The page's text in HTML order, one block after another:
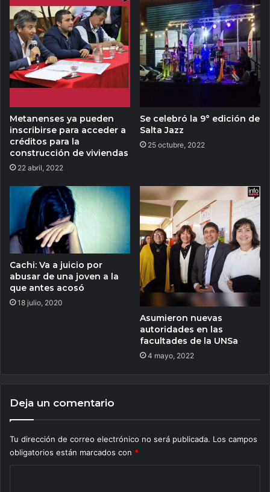
Metanenses ya pueden
inscribirse para acceder a
créditos para la
construcción de viviendas
22 abril, 2022
Se celebró la 9° edición de
Salta Jazz
25 octubre, 2022
Cachi: Va a juicio por
abusar de una joven a la
que antes acosó
18 julio, 2020
Asumieron nuevas
autoridades en las
facultades de la UNSa
4 mayo, 2022
Deja un comentario
Tu dirección de correo electrónico no será publicada. Los campos
obligatorios están marcados con *